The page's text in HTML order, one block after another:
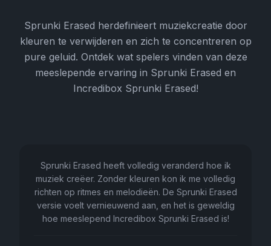
Sprunki Erased herdefinieert muziekcreatie door
kleuren te verwijderen en zich te concentreren op
pure geluid. Ontdek wat spelers vinden van deze
meeslepende ervaring in Sprunki Erased en
Incredibox Sprunki Erased!
Sprunki Erased heeft volledig veranderd hoe ik
muziek creëer. Zonder kleuren kon ik me volledig
richten op ritmes en melodieën. De Sprunki Erased
versie voelt vernieuwend aan, en het is geweldig
hoe meeslepend Incredibox Sprunki Erased is!